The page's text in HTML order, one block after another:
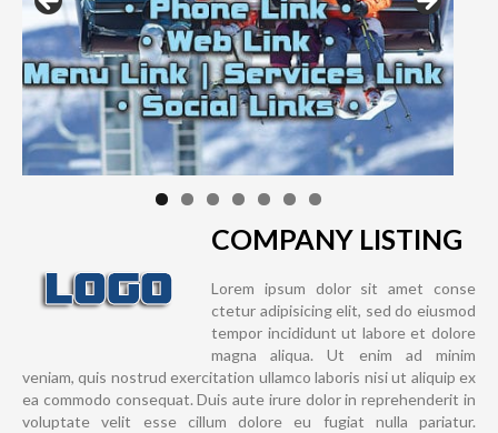
COMPANY LISTING
Lorem ipsum dolor sit amet conse
ctetur adipisicing elit, sed do eiusmod
tempor incididunt ut labore et dolore
magna aliqua. Ut enim ad minim
veniam, quis nostrud exercitation ullamco laboris nisi ut aliquip ex
ea commodo consequat. Duis aute irure dolor in reprehenderit in
voluptate velit esse cillum dolore eu fugiat nulla pariatur.